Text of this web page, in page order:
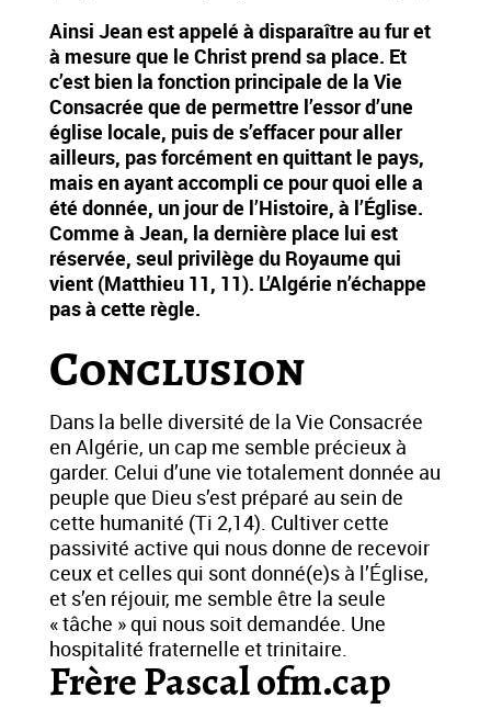
Ainsi Jean est appelé à disparaître au fur et
à mesure que le Christ prend sa place. Et
c’est bien la fonction principale de la Vie
Consacrée que de permettre l’essor d’une
église locale, puis de s’effacer pour aller
ailleurs, pas forcément en quittant le pays,
mais en ayant accompli ce pour quoi elle a
été donnée, un jour de l’Histoire, à l’Église.
Comme à Jean, la dernière place lui est
réservée, seul privilège du Royaume qui
vient (Matthieu 11, 11). L’Algérie n’échappe
pas à cette règle.
Conclusion
Dans la belle diversité de la Vie Consacrée
en Algérie, un cap me semble précieux à
garder. Celui d’une vie totalement donnée au
peuple que Dieu s’est préparé au sein de
cette humanité (Ti 2,14). Cultiver cette
passivité active qui nous donne de recevoir
ceux et celles qui sont donné(e)s à l’Église,
et s’en réjouir, me semble être la seule
« tâche » qui nous soit demandée. Une
hospitalité fraternelle et trinitaire.
Frère Pascal ofm.cap